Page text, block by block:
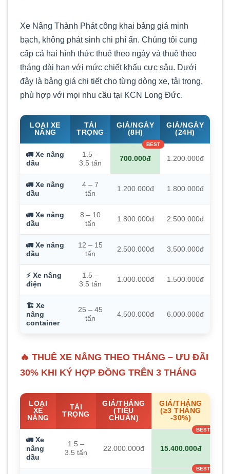
Xe Nâng Thành Phát công khai bảng giá minh
bạch, không phát sinh chi phí ẩn. Chúng tôi cung
cấp cả hai hình thức thuê theo ngày và thuê theo
tháng dài hạn với mức chiết khấu cực sâu. Dưới
đây là bảng giá chi tiết cho từng dòng xe, tải trọng,
phù hợp với mọi nhu cầu tại KCN Long Đức.
LOẠI XE
NÂNG
TẢI
TRỌNG
GIÁ/NGÀY
(8H)
GIÁ/NGÀY
(24H)
🚛 Xe nâng
dầu
1.5 –
3.5 tấn
700.000đ 1.200.000đ
🚛 Xe nâng
dầu
4 – 7
tấn
1.200.000đ 1.800.000đ
🚛 Xe nâng
dầu
8 – 10
tấn
1.800.000đ 2.500.000đ
🚛 Xe nâng
dầu
12 – 15
tấn
2.500.000đ 3.500.000đ
⚡ Xe nâng
điện
1.5 –
3.5 tấn
1.000.000đ 1.500.000đ
🏗️ Xe
nâng
container
25 – 45
tấn
4.500.000đ 6.000.000đ
🔥 THUÊ XE NÂNG THEO THÁNG – ƯU ĐÃI
30% KHI KÝ HỢP ĐỒNG TRÊN 3 THÁNG
LOẠI
XE
NÂNG
TẢI
TRỌNG
GIÁ/THÁNG
(TIÊU
CHUẨN)
GIÁ/THÁNG
(≥3 THÁNG
-30%)
🚛 Xe
nâng
dầu
1.5 –
3.5 tấn
22.000.000đ 15.400.000đ